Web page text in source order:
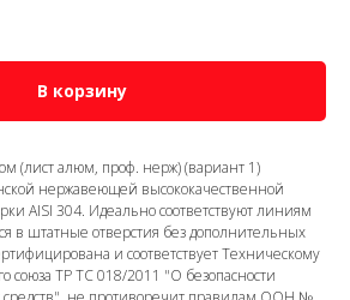
В корзину
(лист алюм, проф. нерж) (вариант 1)
нержавеющей высококачественной
AISI 304. Идеально соответствуют линиям
в штатные отверстия без дополнительных
и соответствует Техническому
союза ТР ТС 018/2011 "О безопасности